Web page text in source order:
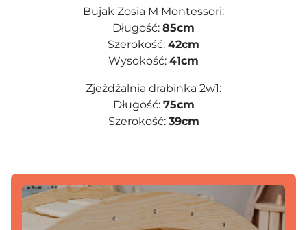
Bujak Zosia M Montessori:
Długość: 85cm
Szerokość: 42cm
Wysokość: 41cm
Zjeżdżalnia drabinka 2w1:
Długość: 75cm
Szerokość: 39cm